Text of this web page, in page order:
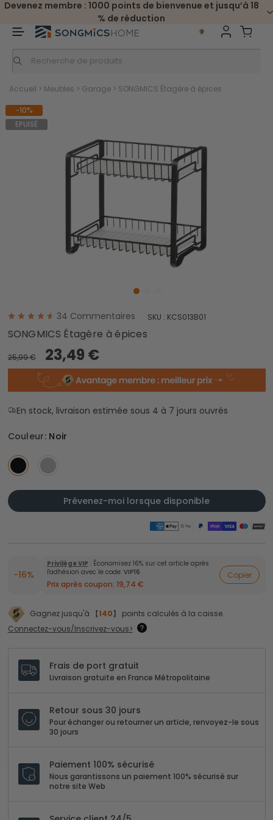
Devenez membre : 1000 points de bienvenue et jusqu’à 18
% de réduction
Accueil > Meubles > Garage > SONGMICS Étagère à épices
-10%
EPUISÉ
34 Commentaires SKU : KCS013B01
SONGMICS Étagère à épices
25,99 € 23,49 €
En stock, livraison estimée sous 4 à 7 jours ouvrés
Couleur: Noir
Prévenez-moi lorsque disponible
-16%
Privilège VIP : Économisez 16% sur cet article après
l'adhésion avec le code: VIP16
Prix après coupon: 19,74 €
Copier
Gagnez jusqu'à 【140】 points calculés à la caisse.
Connectez-vous/Inscrivez-vous>
Frais de port gratuit
Livraison gratuite en France Métropolitaine
Retour sous 30 jours
Pour échanger ou retourner un article, renvoyez-le sous
30 jours
Paiement 100% sécurisé
Nous garantissons un paiement 100% sécurisé sur
notre site Web